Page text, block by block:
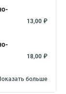
13,00 ₽
18,00 ₽
больше